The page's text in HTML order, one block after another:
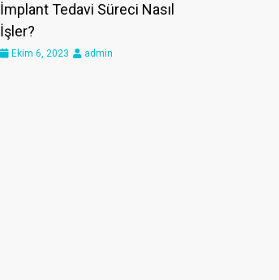
İmplant Tedavi Süreci Nasıl
İşler?
Ekim 6, 2023 admin